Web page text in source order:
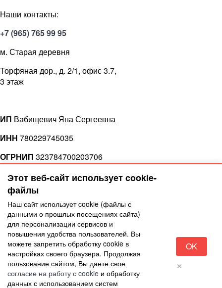
Наши контакты:
+7 (965) 765 99 95
м. Старая деревня
Торфяная дор., д. 2/1, офис 3.7,
3 этаж
ИП Вабищевич Яна Сергеевна
ИНН 780229745035
ОГРНИП 323784700203706
Сделать заказ
Печатаем и шьем
для вас
Политика
Этот веб-сайт использует cookie-
файлы
Наш сайт использует cookie (файлы с
данными о прошлых посещениях сайта)
для персонализации сервисов и
повышения удобства пользователей. Вы
можете запретить обработку cookie в
настройках своего браузера. Продолжая
пользование сайтом, Вы даете свое
согласие на работу с cookie и обработку
данных с использованием систем
OK
×